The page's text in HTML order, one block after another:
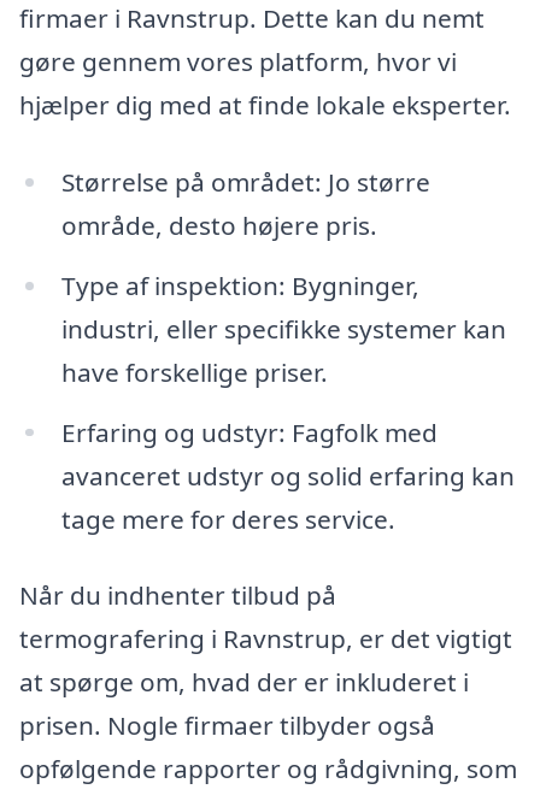
firmaer i Ravnstrup. Dette kan du nemt
gøre gennem vores platform, hvor vi
hjælper dig med at finde lokale eksperter.
Størrelse på området: Jo større
område, desto højere pris.
Type af inspektion: Bygninger,
industri, eller specifikke systemer kan
have forskellige priser.
Erfaring og udstyr: Fagfolk med
avanceret udstyr og solid erfaring kan
tage mere for deres service.
Når du indhenter tilbud på
termografering i Ravnstrup, er det vigtigt
at spørge om, hvad der er inkluderet i
prisen. Nogle firmaer tilbyder også
opfølgende rapporter og rådgivning, som